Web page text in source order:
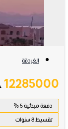
الغردقة
12285000
دفعة مبدئية 5 %
تقسيط 8 سنوات